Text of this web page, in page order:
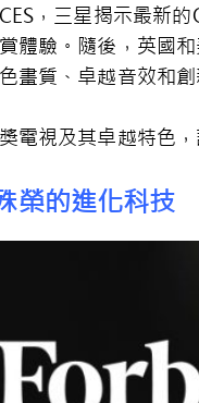
CES ，三星揭示最新的
體驗。隨後，英國
畫質、卓越音效和創
電視及其卓越特色
榮的進化科技